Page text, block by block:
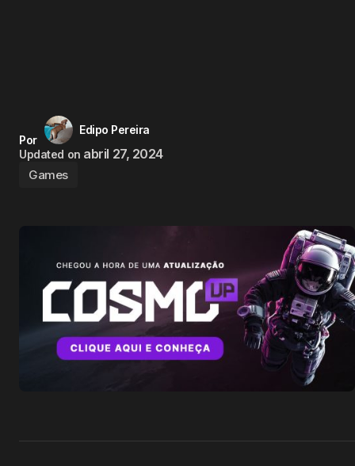
Por
Edipo Pereira
Updated on abril 27, 2024
Games